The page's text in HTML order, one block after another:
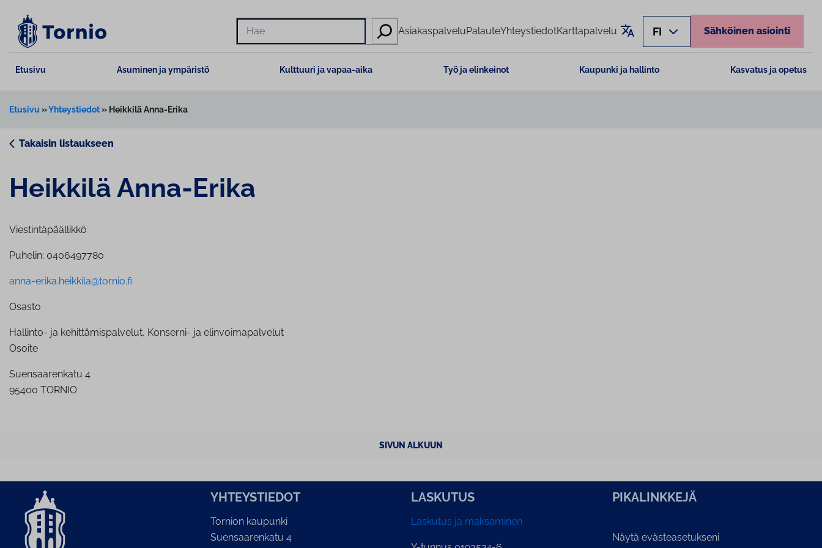
sisältöön
Hae
AsiakaspalveluPalauteYhteystiedotKarttapalvelu Käännä sivu
FI Sähköinen asiointi
Etusivu Asuminen ja ympäristö Kulttuuri ja vapaa-aika Työ ja elinkeinot Kaupunki ja hallinto Kasvatus ja opetus
Etusivu »Yhteystiedot» Heikkilä Anna-Erika
Takaisin listaukseen
Heikkilä Anna-Erika
Viestintäpäällikkö
Puhelin: 0406497780
anna-erika.heikkila@tornio.fi
Osasto
Hallinto- ja kehittämispalvelut, Konserni- ja elinvoimapalvelut
Osoite
Suensaarenkatu 4
95400 TORNIO
SIVUN ALKUUN
YH­TEYS­TIE­DOT
Tornion kaupunki
Suensaarenkatu 4
LASKUTUS
Laskutus ja maksaminen
PI­KA­LINK­KE­JÄ
Näytä evästeasetukseni